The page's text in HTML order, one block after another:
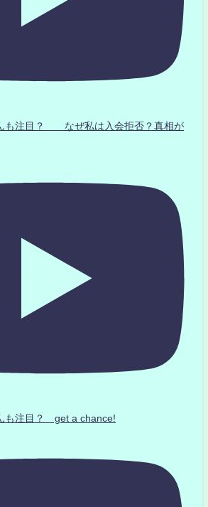
も注目？ なぜ私は入会拒否？真相が
も注目？ get a chance!